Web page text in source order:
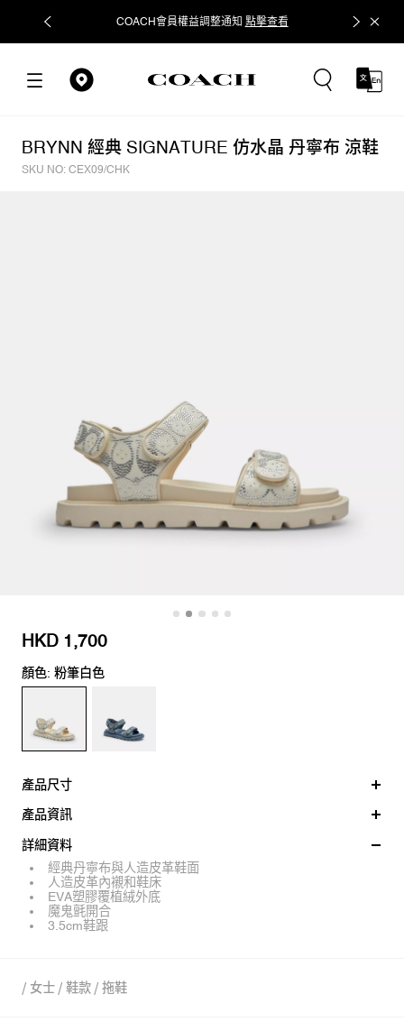
COACH會員權益調整通知 點擊查看 立即追蹤
BRYNN 經典 SIGNATURE 仿水晶 丹寧布 涼鞋
SKU NO: CEX09/CHK
HKD 1,700
顏色: 粉筆白色
產品尺寸
產品資訊
詳細資料
經典丹寧布與人造皮革鞋面
人造皮革內襯和鞋床
EVA塑膠覆植絨外底
魔鬼氈開合
3.5cm鞋跟
/ 女士 / 鞋款 / 拖鞋